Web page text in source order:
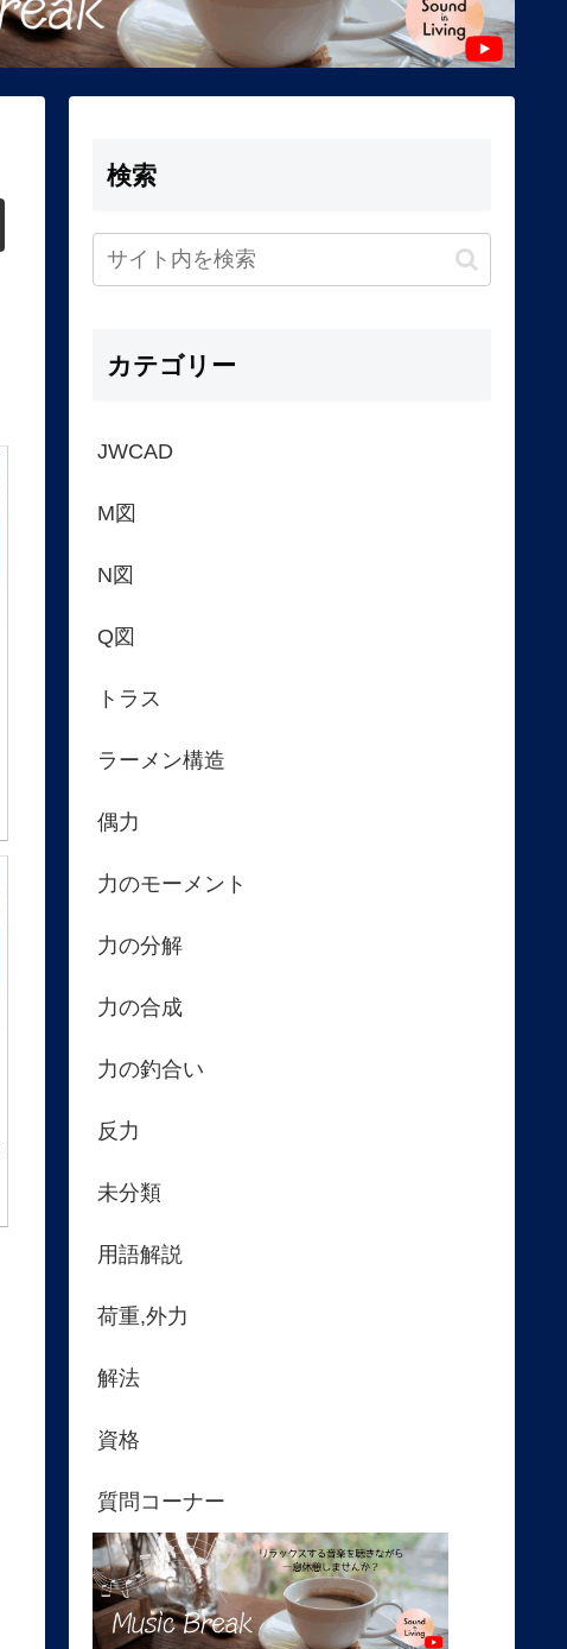
検索
カテゴリー
JWCAD
M図
N図
Q図
トラス
ラーメン構造
偶力
力のモーメント
力の分解
力の合成
力の釣合い
反力
未分類
用語解説
荷重,外力
解法
資格
質問コーナー